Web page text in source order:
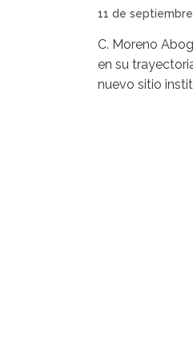
11 de
C. Moreno
en su
nuevo sitio